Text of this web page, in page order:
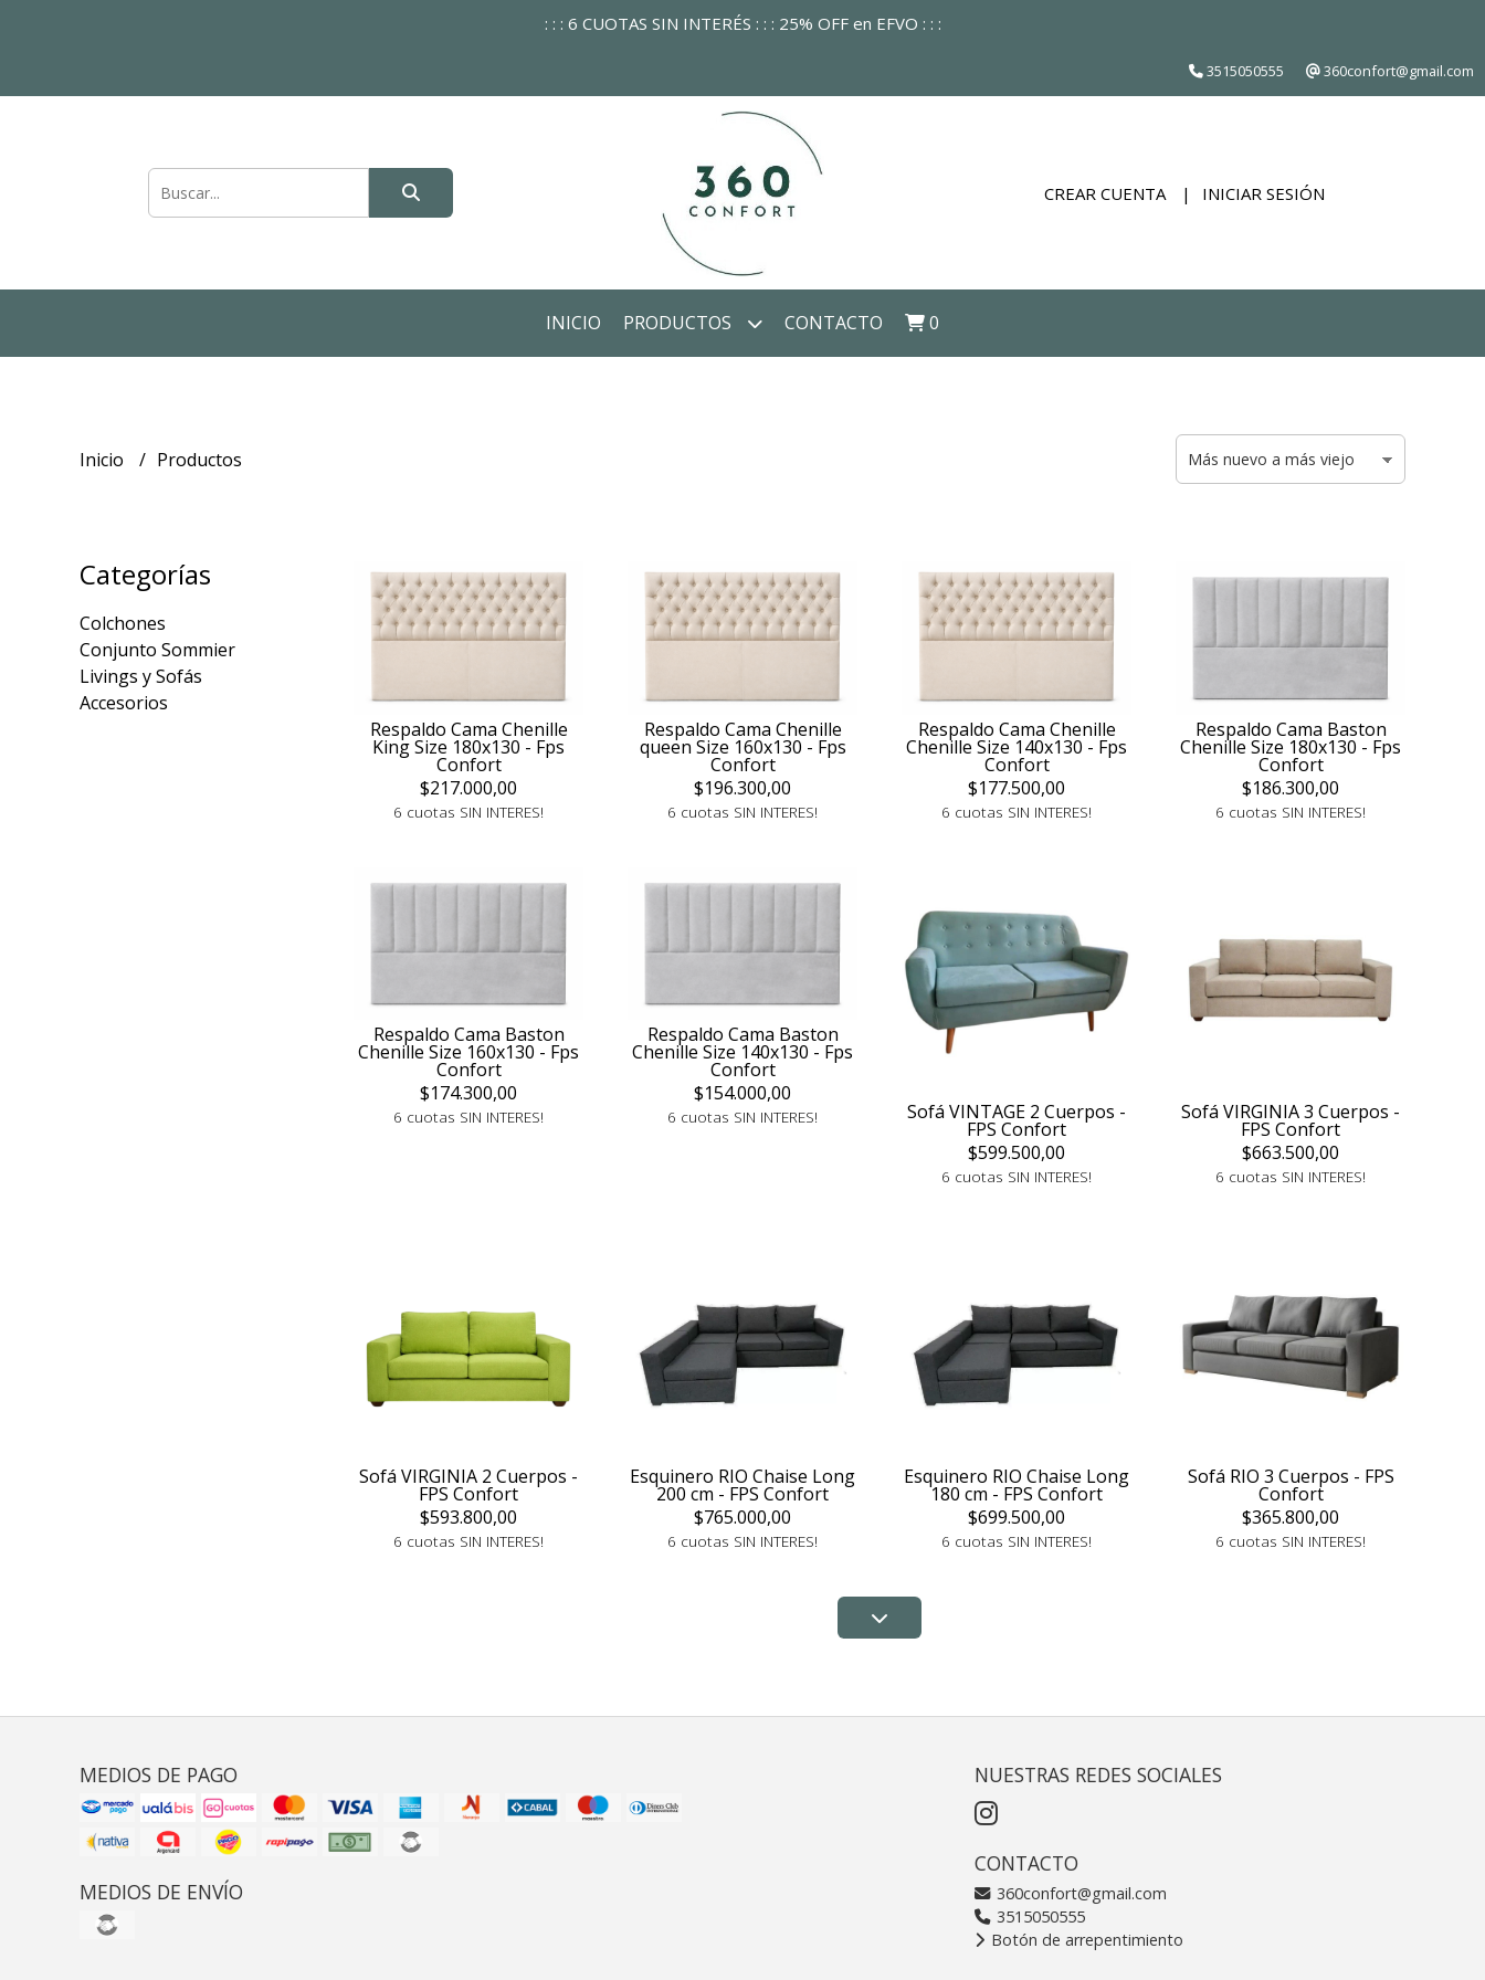
: : : 6 CUOTAS SIN INTERÉS : : : 25% OFF en EFVO : : :
3515050555 360confort@gmail.com
CREAR CUENTA INICIAR SESIÓN
INICIO PRODUCTOS CONTACTO 0
Inicio Productos
Categorías
Colchones
Conjunto Sommier
Livings y Sofás
Accesorios
Respaldo Cama Chenille
King Size 180x130 - Fps
Confort
$217.000,00
6 cuotas SIN INTERES!
Respaldo Cama Chenille
queen Size 160x130 - Fps
Confort
$196.300,00
6 cuotas SIN INTERES!
Respaldo Cama Chenille
Chenille Size 140x130 - Fps
Confort
$177.500,00
6 cuotas SIN INTERES!
Respaldo Cama Baston
Chenille Size 180x130 - Fps
Confort
$186.300,00
6 cuotas SIN INTERES!
Respaldo Cama Baston
Chenille Size 160x130 - Fps
Confort
$174.300,00
6 cuotas SIN INTERES!
Respaldo Cama Baston
Chenille Size 140x130 - Fps
Confort
$154.000,00
6 cuotas SIN INTERES! Sofá VINTAGE 2 Cuerpos -
FPS Confort
$599.500,00
6 cuotas SIN INTERES!
Sofá VIRGINIA 3 Cuerpos -
FPS Confort
$663.500,00
6 cuotas SIN INTERES!
Sofá VIRGINIA 2 Cuerpos -
FPS Confort
$593.800,00
6 cuotas SIN INTERES!
Esquinero RIO Chaise Long
200 cm - FPS Confort
$765.000,00
6 cuotas SIN INTERES!
Esquinero RIO Chaise Long
180 cm - FPS Confort
$699.500,00
6 cuotas SIN INTERES!
Sofá RIO 3 Cuerpos - FPS
Confort
$365.800,00
6 cuotas SIN INTERES!
MEDIOS DE PAGO
MEDIOS DE ENVÍO
NUESTRAS REDES SOCIALES
CONTACTO
360confort@gmail.com
3515050555
Botón de arrepentimiento